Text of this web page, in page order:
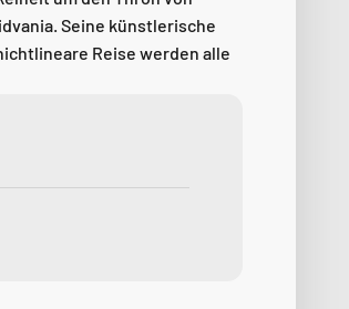
Seine künstlerische
Reise werden alle